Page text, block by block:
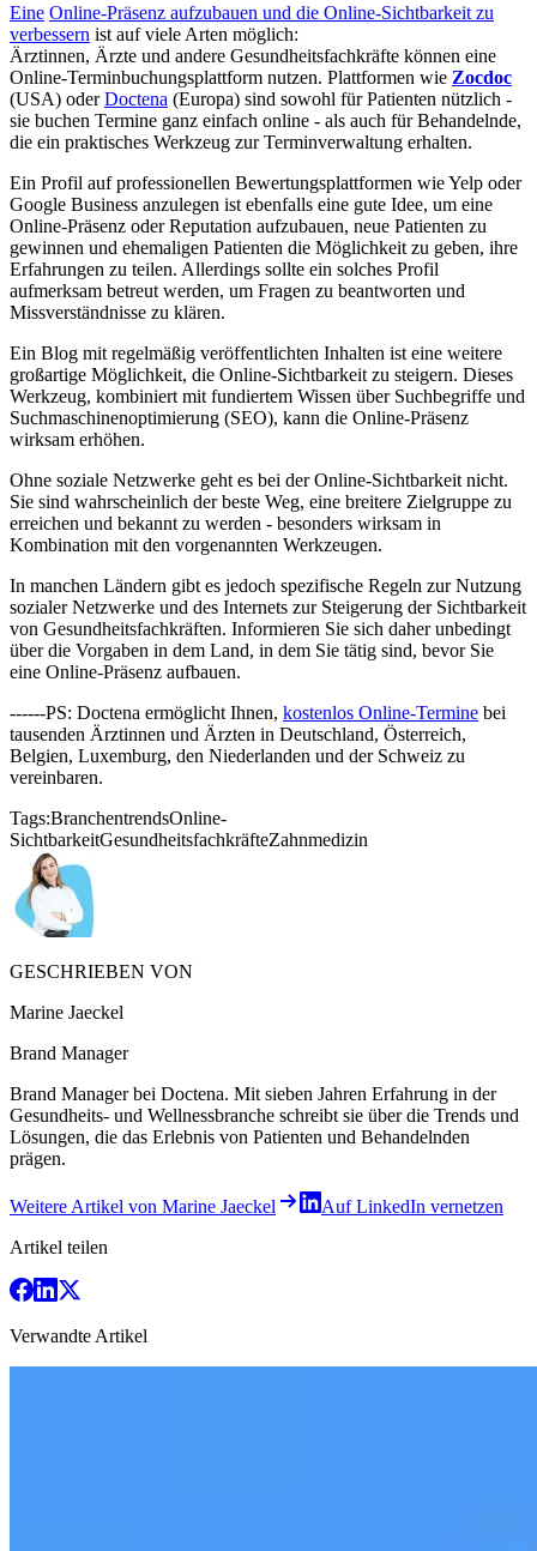
Eine Online-Präsenz aufzubauen und die Online-Sichtbarkeit zu
verbessern ist auf viele Arten möglich:
Ärztinnen, Ärzte und andere Gesundheitsfachkräfte können eine
Online-Terminbuchungsplattform nutzen. Plattformen wie Zocdoc
(USA) oderDoctena (Europa) sind sowohl für Patienten nützlich -
sie buchen Termine ganz einfach online - als auch für Behandelnde,
die ein praktisches Werkzeug zur Terminverwaltung erhalten.
Ein Profil auf professionellen Bewertungsplattformen wie Yelp oder
Google Business anzulegen ist ebenfalls eine gute Idee, um eine
Online-Präsenz oder Reputation aufzubauen, neue Patienten zu
gewinnen und ehemaligen Patienten die Möglichkeit zu geben, ihre
Erfahrungen zu teilen. Allerdings sollte ein solches Profil
aufmerksam betreut werden, um Fragen zu beantworten und
Missverständnisse zu klären.
Ein Blog mit regelmäßig veröffentlichten Inhalten ist eine weitere
großartige Möglichkeit, die Online-Sichtbarkeit zu steigern. Dieses
Werkzeug, kombiniert mit fundiertem Wissen über Suchbegriffe und
Suchmaschinenoptimierung (SEO), kann die Online-Präsenz
wirksam erhöhen.
Ohne soziale Netzwerke geht es bei der Online-Sichtbarkeit nicht.
Sie sind wahrscheinlich der beste Weg, eine breitere Zielgruppe zu
erreichen und bekannt zu werden - besonders wirksam in
Kombination mit den vorgenannten Werkzeugen.
In manchen Ländern gibt es jedoch spezifische Regeln zur Nutzung
sozialer Netzwerke und des Internets zur Steigerung der Sichtbarkeit
von Gesundheitsfachkräften. Informieren Sie sich daher unbedingt
über die Vorgaben in dem Land, in dem Sie tätig sind, bevor Sie
eine Online-Präsenz aufbauen.
------PS: Doctena ermöglicht Ihnen, kostenlos Online-Termine bei
tausenden Ärztinnen und Ärzten in Deutschland, Österreich,
Belgien, Luxemburg, den Niederlanden und der Schweiz zu
vereinbaren.
Tags:BranchentrendsOnline-
SichtbarkeitGesundheitsfachkräfteZahnmedizin
GESCHRIEBEN VON
Marine Jaeckel
Brand Manager
Brand Manager bei Doctena. Mit sieben Jahren Erfahrung in der
Gesundheits- und Wellnessbranche schreibt sie über die Trends und
Lösungen, die das Erlebnis von Patienten und Behandelnden
prägen.
Weitere Artikel von Marine Jaeckel
Auf LinkedIn vernetzen
Artikel teilen
Verwandte Artikel